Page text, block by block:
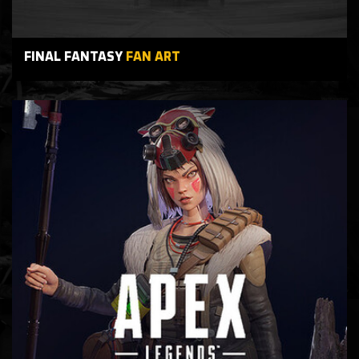
FINAL FANTASY FAN ART